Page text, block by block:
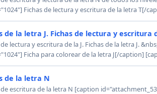
Fichas de lectura y escritura de la letra T[/
de la letra J. Fichas de lectura y escritura
de lectura y escritura de la J. Fichas de la letra J.
Ficha para colorear de la letra J[/caption]
de la letra N
de escritura de la letra N [caption